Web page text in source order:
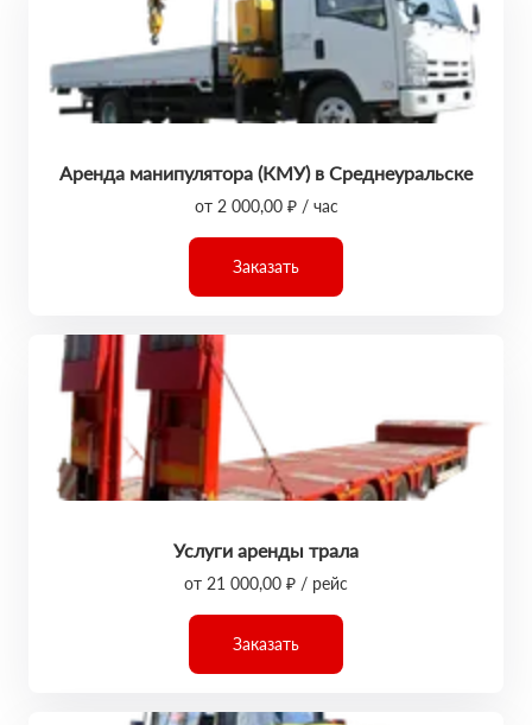
Аренда манипулятора (КМУ) в Среднеуральске
от 2 000,00 ₽ / час
Заказать
Услуги аренды трала
от 21 000,00 ₽ / рейс
Заказать